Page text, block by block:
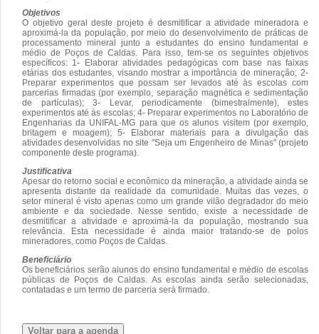
Objetivos
O objetivo geral deste projeto é desmitificar a atividade mineradora e
aproximá-la da população, por meio do desenvolvimento de práticas de
processamento mineral junto a estudantes do ensino fundamental e
médio de Poços de Caldas. Para isso, tem-se os seguintes objetivos
específicos: 1- Elaborar atividades pedagógicas com base nas faixas
etárias dos estudantes, visando mostrar a importância de mineração; 2-
Preparar experimentos que possam ser levados até às escolas com
parcerias firmadas (por exemplo, separação magnética e sedimentação
de partículas); 3- Levar, periodicamente (bimestralmente), estes
experimentos até às escolas; 4- Preparar experimentos no Laboratório de
Engenharias da UNIFAL-MG para que os alunos visitem (por exemplo,
britagem e moagem); 5- Elaborar materiais para a divulgação das
atividades desenvolvidas no site "Seja um Engenheiro de Minas" (projeto
componente deste programa).
Justificativa
Apesar do retorno social e econômico da mineração, a atividade ainda se
apresenta distante da realidade da comunidade. Muitas das vezes, o
setor mineral é visto apenas como um grande vilão degradador do meio
ambiente e da sociedade. Nesse sentido, existe a necessidade de
desmitificar a atividade e aproximá-la da população, mostrando sua
relevância. Esta necessidade é ainda maior tratando-se de polos
mineradores, como Poços de Caldas.
Beneficiário
Os beneficiários serão alunos do ensino fundamental e médio de escolas
públicas de Poços de Caldas. As escolas ainda serão selecionadas,
contatadas e um termo de parceria será firmado.
Voltar para a agenda